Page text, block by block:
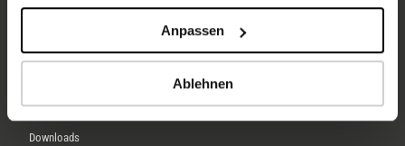
Anpassen
Ablehnen
Service
Downloads